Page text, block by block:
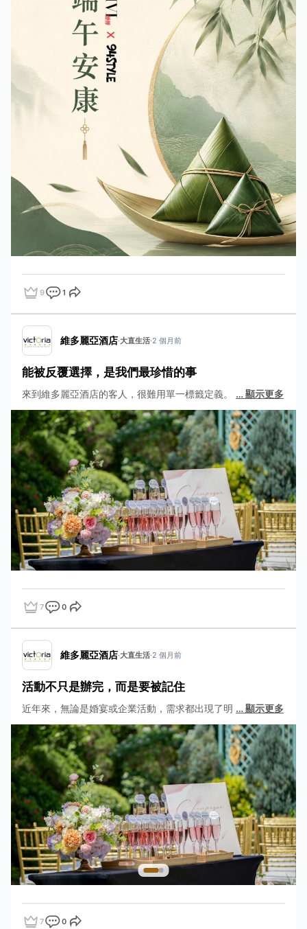
點讚 9評論 1 分享
維多麗亞酒店·大直生活·2 個月前
能被反覆選擇，是我們最珍惜的事
來到維多麗亞酒店的客人，很難用單一標籤定義。 …顯示更多
點讚 7評論 0分享
維多麗亞酒店·大直生活·2 個月前
活動不只是辦完，而是要被記住
近年來，無論是婚宴或企業活動，需求都出現了明 …顯示更多
點讚 7評論 0分享